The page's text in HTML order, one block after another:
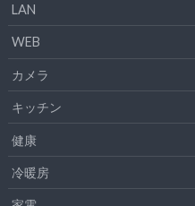
LAN
WEB
カメラ
キッチン
健康
冷暖房